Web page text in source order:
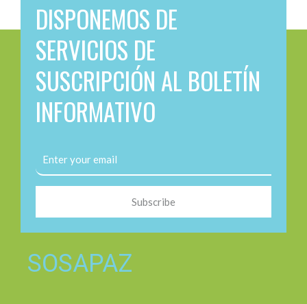
DISPONEMOS DE
SERVICIOS DE
SUSCRIPCIÓN AL BOLETÍN
INFORMATIVO
Subscribe
SOSAPAZ